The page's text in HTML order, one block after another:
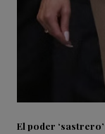
El poder